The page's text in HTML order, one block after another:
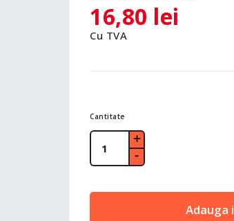
16,80 lei
Cu TVA
Cantitate
Adauga